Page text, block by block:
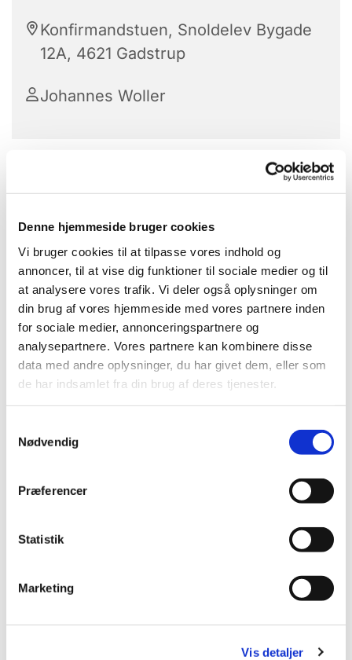
Denne hjemmeside bruger cookies
Vi bruger cookies til at tilpasse vores indhold og
annoncer, til at vise dig funktioner til sociale medier og til
at analysere vores trafik. Vi deler også oplysninger om
din brug af vores hjemmeside med vores partnere inden
for sociale medier, annonceringspartnere og
analysepartnere. Vores partnere kan kombinere disse
data med andre oplysninger, du har givet dem, eller som
de har indsamlet fra din brug af deres tjenester.
Nødvendig
Præferencer
Statistik
Marketing
Vis detaljer
Konfirmandstuen, Snoldelev Bygade
12A, 4621 Gadstrup
Johannes Woller
Vi mødes hver fredag (dog ikke i skoleferier)
klokken 10-12 til formiddagskaffe/te i
og småt. Program og mere info hos
kontaktperson: Inge Woller telefon 4087 2866.
Du vil måske også kunne